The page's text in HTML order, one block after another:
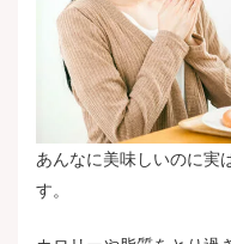
あんなに美味しいのに実
す。